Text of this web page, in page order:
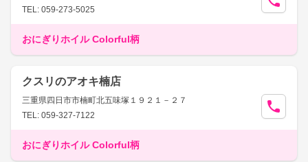
TEL: 059-273-5025
おにぎりホイル Colorful柄
クスリのアオキ楠店
三重県四日市市楠町北五味塚１９２１－２７
TEL: 059-327-7122
おにぎりホイル Colorful柄